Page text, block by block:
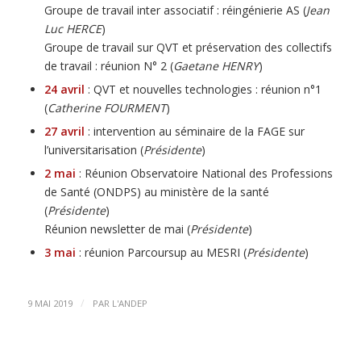
Groupe de travail inter associatif : réingénierie AS (Jean
Luc HERCE)
Groupe de travail sur QVT et préservation des collectifs
de travail : réunion N° 2 (Gaetane HENRY)
24 avril : QVT et nouvelles technologies : réunion n°1
(Catherine FOURMENT)
27 avril : intervention au séminaire de la FAGE sur
l’universitarisation (Présidente)
2 mai : Réunion Observatoire National des Professions
de Santé (ONDPS) au ministère de la santé
(Présidente)
Réunion newsletter de mai (Présidente)
3 mai : réunion Parcoursup au MESRI (Présidente)
9 MAI 2019 / PAR L'ANDEP